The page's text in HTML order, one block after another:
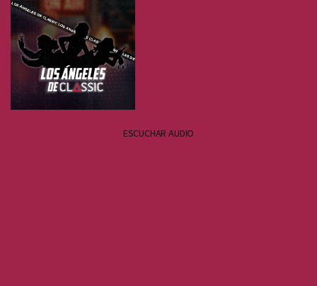
ESCUCHAR AUDIO